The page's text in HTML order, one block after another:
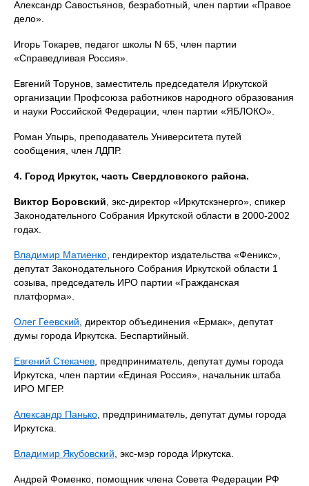
Александр Савостьянов, безработный, член партии «Правое
дело».
Игорь Токарев, педагог школы N 65, член партии
«Справедливая Россия».
Евгений Торунов, заместитель председателя Иркутской
организации Профсоюза работников народного образования
и науки Российской Федерации, член партии «ЯБЛОКО».
Роман Упырь, преподаватель Университета путей
сообщения, член ЛДПР.
4. Город Иркутск, часть Свердловского района.
Виктор Боровский , экс-директор «Иркутскэнерго», спикер
Законодательного Собрания Иркутской области в 2000-2002
годах.
Владимир Матиенко , гендиректор издательства «Феникс»,
депутат Законодательного Собрания Иркутской области 1
созыва, председатель ИРО партии «Гражданская
платформа».
Олег Геевский , директор объединения «Ермак», депутат
думы города Иркутска. Беспартийный.
Евгений Стекачев , предприниматель, депутат думы города
Иркутска, член партии «Единая Россия», начальник штаба
ИРО МГЕР.
Александр Панько , предприниматель, депутат думы города
Иркутска.
Владимир Якубовский , экс-мэр города Иркутска.
Андрей Фоменко, помощник члена Совета Федерации РФ